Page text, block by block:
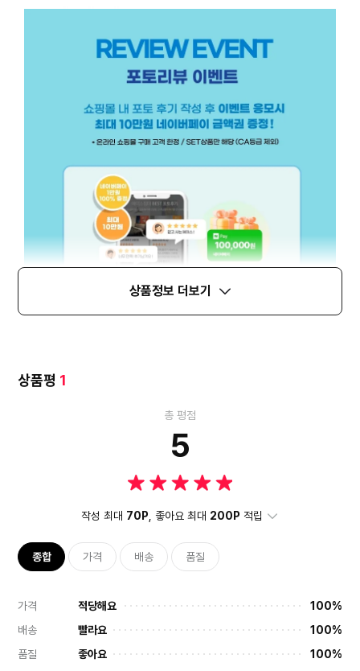
상품정보 더보기
상품평 1
총 평점
5
작성 최대 70P, 좋아요 최대 200P 적립
종합 가격 배송 품질
가격 적당해요
100%
배송
빨라요
100%
품질
좋아요 100%